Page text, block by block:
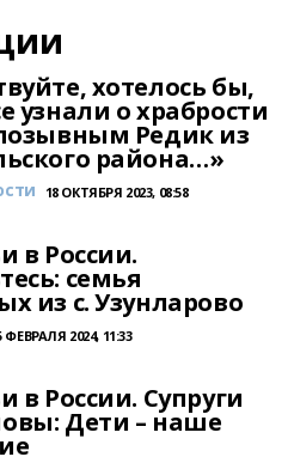
хотелось бы,
узнали о храбрости
Редик из
района…»
18 ОКТЯБРЯ 2023, 08:58
в России.
семья
из с. Узунларово
ФЕВРАЛЯ 2024, 11:33
в России. Супруги
Дети – наше